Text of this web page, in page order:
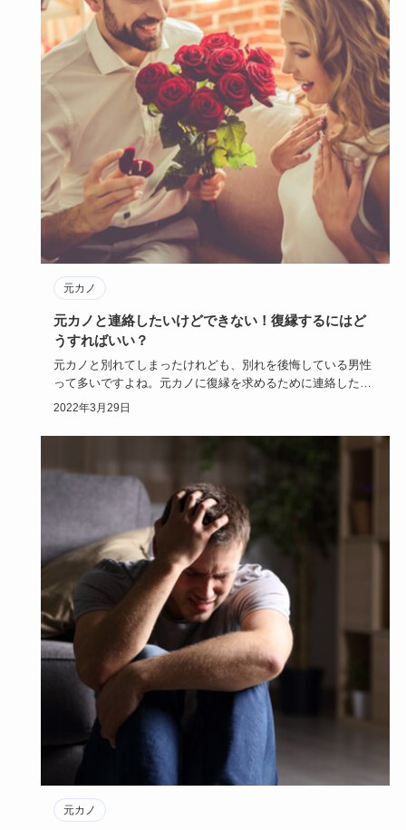
元カノ
元カノと連絡したいけどできない！復縁するにはど
うすればいい？
元カノと別れてしまったけれども、別れを後悔している男性
って多いですよね。元カノに復縁を求めるために連絡したい
時はいったいど…
2022年3月29日
元カノ